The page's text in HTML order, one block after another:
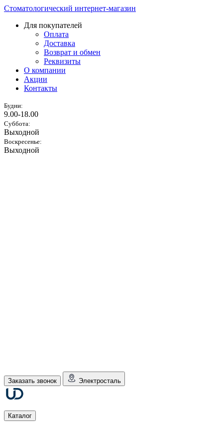
Стоматологический интернет-магазин
Для покупателей
Оплата
Доставка
Возврат и обмен
Реквизиты
О компании
Акции
Контакты
Будни:
9.00-18.00
Суббота:
Выходной
Воскресенье:
Выходной
Заказать звонок Электросталь
Каталог